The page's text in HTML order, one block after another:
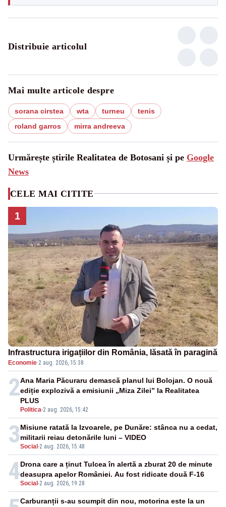
Distribuie articolul
Mai multe articole despre
sorana cirstea wta turneu
tenis
roland garros
mirra andreeva
Urmărește știrile Realitatea de Botosani și pe Google
News
CELE MAI CITITE
1
Infrastructura irigațiilor din România, lăsată în paragină
Economie·2 aug. 2026, 15:38
2
Politica-2 aug. 2026, 15:42
Ana Maria Păcuraru demască planul lui Bolojan. O nouă
ediție explozivă a emisiunii „Miza Zilei” la Realitatea
PLUS
3Social -2 aug. 2026, 15:48
Misiune ratată la Izvoarele, pe Dunăre: stânca nu a cedat,
militarii reiau detonările luni – VIDEO
4Social -2 aug. 2026, 19:28
Drona care a ținut Tulcea în alertă a zburat 20 de minute
deasupra apelor României. Au fost ridicate două F-16
Carburanții s-au scumpit din nou, motorina este la un